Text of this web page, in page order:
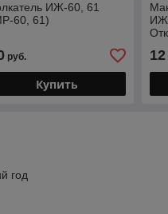
ИЖ-60, 61
60, 61)
руб.
Купить
ИЖ
12
год